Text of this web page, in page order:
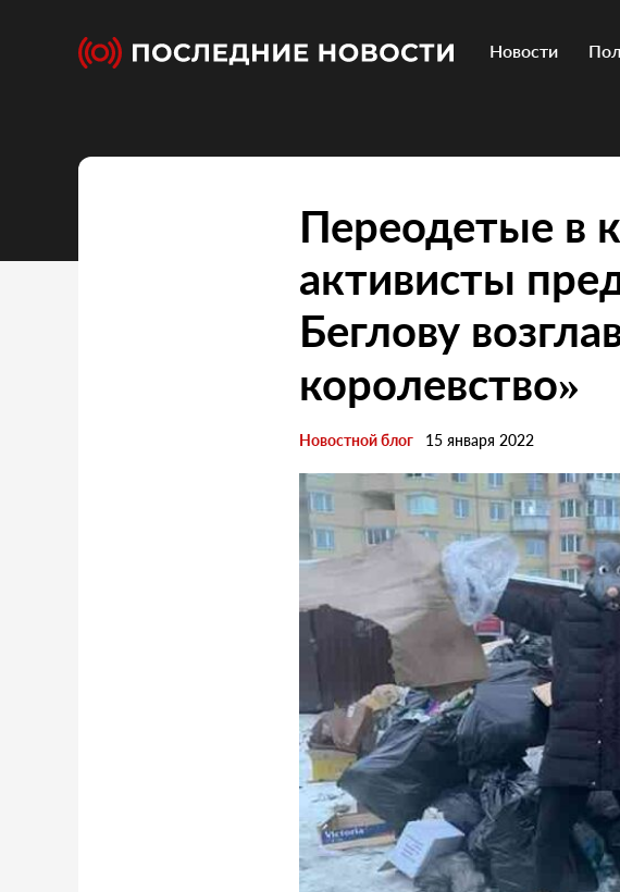
Новости
Переодетые в
активисты
Беглову
королевство»
Новостной блог 15 января 2022